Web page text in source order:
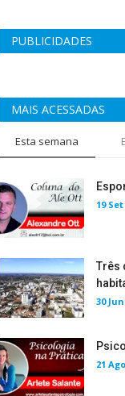
PUBLICIDADES
MAIS ACESSADAS
Esta semana
19
Três
30
21